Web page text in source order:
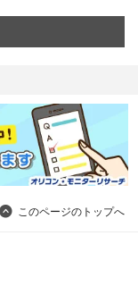
このページのトップへ